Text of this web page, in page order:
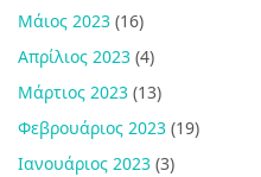
Μάιος 2023 (16)
Απρίλιος 2023 (4)
Μάρτιος 2023 (13)
Φεβρουάριος 2023 (19)
Ιανουάριος 2023 (3)